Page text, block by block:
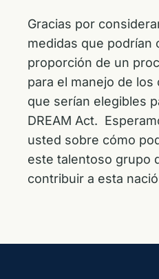
Gracias por
medidas que podrían
proporción de un
para el manejo de
que serían elegibles
DREAM Act.
usted sobre cómo
este talentoso grupo
contribuir a esta